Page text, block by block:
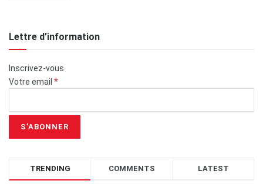
Lettre d’information
Inscrivez-vous
Votre email *
TRENDING COMMENTS LATEST